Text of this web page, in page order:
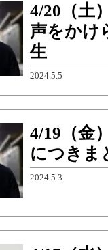
4/20（土
声をかけ
生
2024.5.5
4/19（金
につきま
2024.5.3